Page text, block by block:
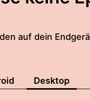
auf dein
Desktop